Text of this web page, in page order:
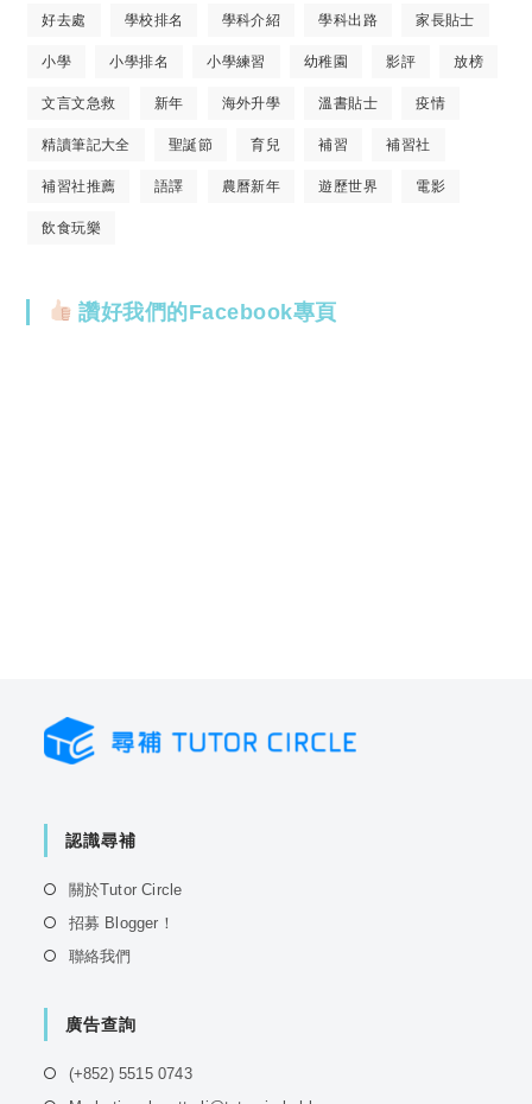
好去處 學校排名 學科介紹 學科出路 家長貼士
小學 小學排名 小學練習 幼稚園 影評 放榜
文言文急救 新年 海外升學 溫書貼士 疫情
精讀筆記大全 聖誕節 育兒 補習 補習社
補習社推薦 語譯 農曆新年 遊歷世界 電影
飲食玩樂
讚好我們的Facebook專頁
認識尋補
關於Tutor CircleOpens
招募 Blogger！
聯絡我們
new
廣告查詢
(+852) 5515 0743Opens